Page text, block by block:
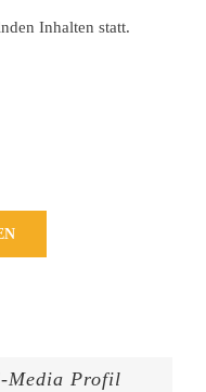
Inhalten statt.
Media Profil